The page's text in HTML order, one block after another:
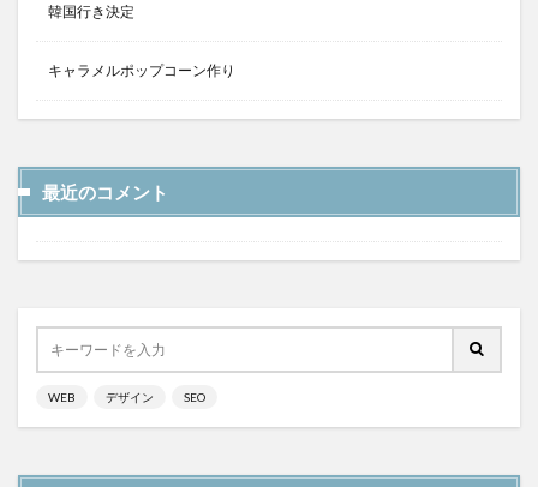
韓国行き決定
キャラメルポップコーン作り
最近のコメント
WEB デザイン SEO